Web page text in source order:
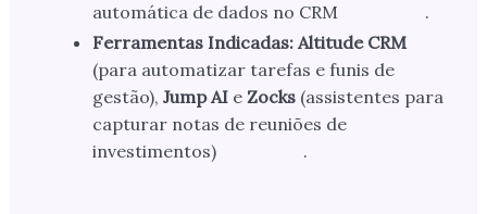
automática de dados no CRM
.
Ferramentas Indicadas: Altitude CRM
(para automatizar tarefas e funis de
gestão), Jump AIe Zocks(assistentes para
capturar notas de reuniões de
investimentos)
.